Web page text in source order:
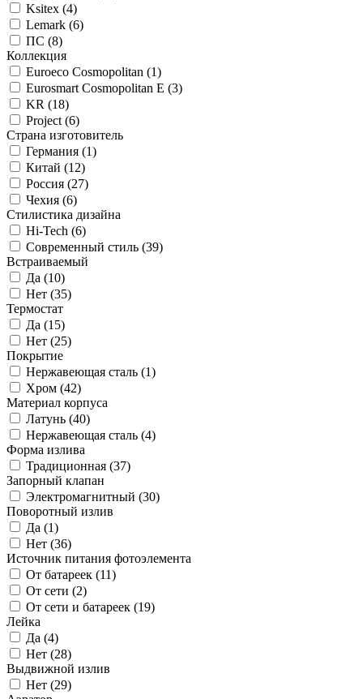
Ksitex (4)
Lemark (6)
ПС (8)
Коллекция
Euroeco Cosmopolitan (1)
Eurosmart Cosmopolitan E (3)
KR (18)
Project (6)
Страна изготовитель
Германия (1)
Китай (12)
Россия (27)
Чехия (6)
Стилистика дизайна
Hi-Tech (6)
Современный стиль (39)
Встраиваемый
Да (10)
Нет (35)
Термостат
Да (15)
Нет (25)
Покрытие
Нержавеющая сталь (1)
Хром (42)
Материал корпуса
Латунь (40)
Нержавеющая сталь (4)
Форма излива
Традиционная (37)
Запорный клапан
Электромагнитный (30)
Поворотный излив
Да (1)
Нет (36)
Источник питания фотоэлемента
От батареек (11)
От сети (2)
От сети и батареек (19)
Лейка
Да (4)
Нет (28)
Выдвижной излив
Нет (29)